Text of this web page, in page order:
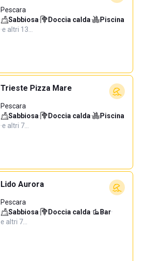
Pescara
Sabbiosa· Doccia calda·
Piscina
·e altri 13…
Trieste Pizza Mare
Pescara
Sabbiosa· Doccia calda·
Piscina
·e altri 7…
Lido Aurora
Pescara
Sabbiosa· Doccia calda· Bar·
e altri 7…